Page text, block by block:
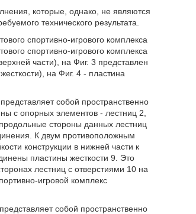
которые, однако, не являются
технического результата.
спортивно-игрового комплекса
спортивно-игрового комплекса
части), на Фиг. 3 представлен
на Фиг. 4 - пластина
собой пространственно
с опорных элементов - лестниц 2,
стороны данных лестниц
К двум противоположным
конструкции в нижней части к
пластины жесткости 9. Это
лестниц с отверстиями 10 на
игровой комплекс
собой пространственно